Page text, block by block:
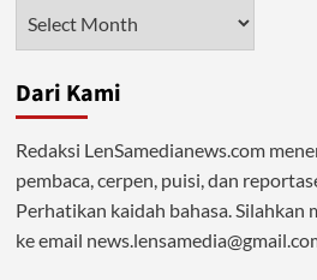
Dari Kami
Redaksi LenSamedianews.com
pembaca, cerpen, puisi, dan
Perhatikan kaidah bahasa. Silahkan
ke email